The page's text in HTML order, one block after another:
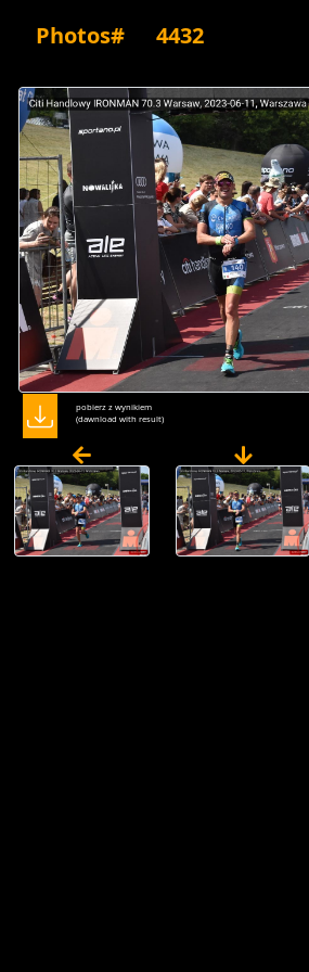
Photos# 4432
pobierz z wynikiem
(dawnload with result)